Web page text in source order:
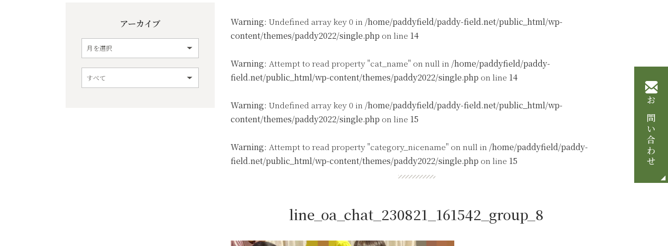
お問い合わせ
Warning: Undefined array key 0 in /home/paddyfield/paddy-field.net/public_html/wp-
content/themes/paddy2022/single.php on line 14
Warning: Attempt to read property "cat_name" on null in /home/paddyfield/paddy-
field.net/public_html/wp-content/themes/paddy2022/single.php on line 14
Warning: Undefined array key 0 in /home/paddyfield/paddy-field.net/public_html/wp-
content/themes/paddy2022/single.php on line 15
Warning: Attempt to read property "category_nicename" on null in /home/paddyfield/paddy-
field.net/public_html/wp-content/themes/paddy2022/single.php on line 15
line_oa_chat_230821_161542_group_8
アーカイブ